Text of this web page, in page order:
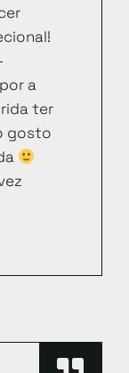
a
ter
gosto